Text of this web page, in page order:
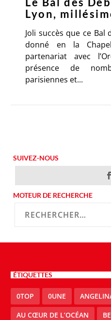
Lyon,
Joli succès que ce Bal
donné en la
partenariat avec
présence de
parisiennes et...
SUIVEZ-NOUS
MOTEUR DE RECHERCHE
ÉTIQUETTES
0TOP 0UNE
AU CŒUR DE L’OCÉAN